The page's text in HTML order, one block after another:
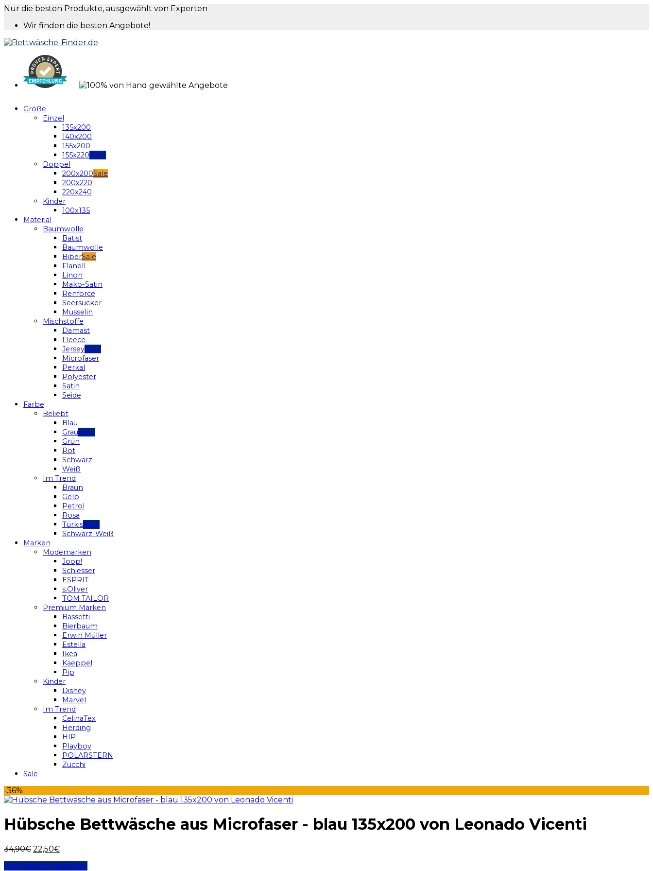
Nur die besten Produkte, ausgewählt von Experten
Wir finden die besten Angebote!
Größe
Einzel
135x200
140x200
155x200
155x220
Doppel
200x200
200x220
220x240
Kinder
100x135
Material
Baumwolle
Batist
Baumwolle
Biber
Flanell
Linon
Mako-Satin
Renforcé
Seersucker
Musselin
Mischstoffe
Damast
Fleece
Jersey
Microfaser
Perkal
Polyester
Satin
Seide
Farbe
Beliebt
Blau
Grau
Grün
Rot
Schwarz
Weiß
Im Trend
Braun
Gelb
Petrol
Rosa
Türkis
Schwarz-Weiß
Marken
Modemarken
Joop!
Schiesser
ESPRIT
s.Oliver
TOM TAILOR
Premium Marken
Bassetti
Bierbaum
Erwin Müller
Estella
Ikea
Kaeppel
Pip
Kinder
Disney
Marvel
Im Trend
CelinaTex
Herding
HIP
Playboy
POLARSTERN
Zucchi
Sale
-36%
Hübsche Bettwäsche aus Microfaser - blau 135x200 von Leonado Vicenti
34,90€ 22,50€
Auf Amazon ansehen